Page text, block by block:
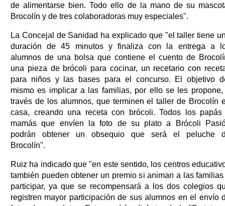
de alimentarse bien. Todo ello de la mano de su
Brocolín y de tres colaboradoras muy especiales".
La Concejal de Sanidad ha explicado que "el taller tiene
duración de 45 minutos y finaliza con la entrega a
alumnos de una bolsa que contiene el cuento de
una pieza de brócoli para cocinar, un recetario con
para niños y las bases para el concurso. El objetivo
mismo es implicar a las familias, por ello se les propone,
través de los alumnos, que terminen el taller de Brocolín
casa, creando una receta con brócoli. Todos los
mamás que envíen la foto de su plato a Brócoli
podrán obtener un obsequio que será el peluche
Brocolín".
Ruiz ha indicado que "en este sentido, los centros
también pueden obtener un premio si animan a las
participar, ya que se recompensará a los dos colegios
registren mayor participación de sus alumnos en el envío